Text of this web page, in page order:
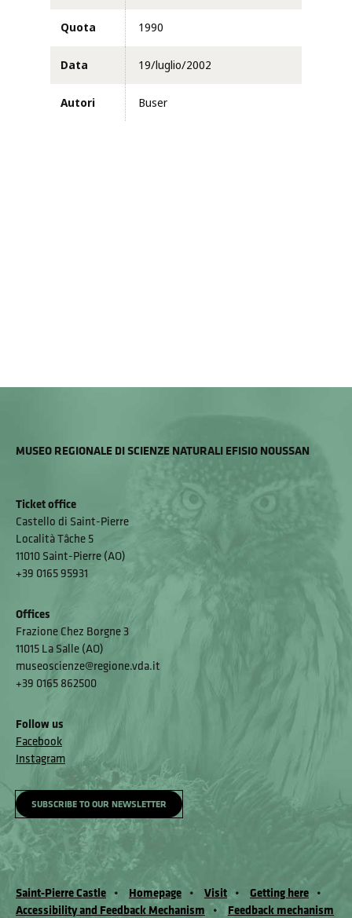
Quota 1990
Data 19/luglio/2002
Autori Buser
MUSEO REGIONALE DI SCIENZE NATURALI EFISIO NOUSSAN
Ticket office
Castello di Saint-Pierre
Località Tâche 5
11010 Saint-Pierre (AO)
+39 0165 95931
Offices
Frazione Chez Borgne 3
11015 La Salle (AO)
museoscienze@regione.vda.it
+39 0165 862500
Follow us
Facebook
Instagram
SUBSCRIBE TO OUR NEWSLETTER
Saint-Pierre Castle Homepage Visit
Getting here
Accessibility and Feedback Mechanism
Feedback mechanism